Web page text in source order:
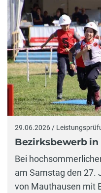
29.06.2026 /
Bezirksbewerb
Bei
am Samstag den 27.
von Mauthausen mit